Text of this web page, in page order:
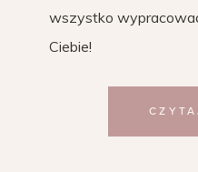
wszystko
Ciebie!